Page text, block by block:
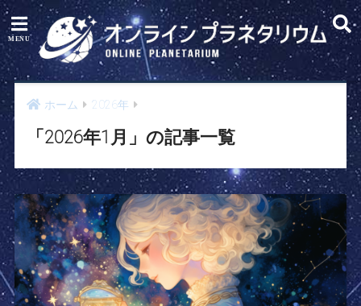
ホーム 2026年
「2026年1月」の記事一覧